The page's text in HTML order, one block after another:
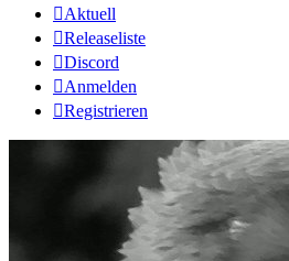
Aktuell
Releaseliste
Discord
Anmelden
Registrieren